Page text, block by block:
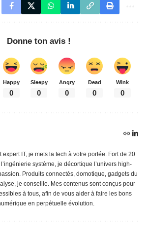
Donne ton avis !
Happy
0
Sleepy
0
Angry
0
Dead
0
Wink
0
IT, je mets la tech à votre portée. Fort de 20
système, je décortique l’univers high-
Produits connectés, domotique, gadgets du
je conseille. Mes contenus sont conçus pour
à tous, afin de vous aider à faire les bons
en perpétuelle évolution.